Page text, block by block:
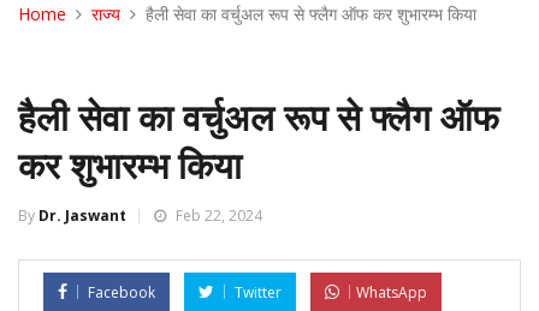
Home राज्य हैली सेवा का वर्चुअल रूप से फ्लैग ऑफ कर शुभारम्भ किया
हैली सेवा का वर्चुअल रूप से फ्लैग ऑफ
कर शुभारम्भ किया
By Dr. Jaswant Feb 22, 2024
Facebook Twitter WhatsApp